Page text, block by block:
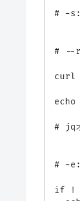
# -s:
# --
curl
# jq
# -e:
if !